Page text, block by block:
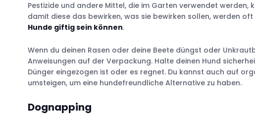
Pestizide und andere Mittel, die im Garten verwendet werden,
damit diese das bewirken, was sie bewirken sollen, werden oft
Hunde giftig sein können.
Wenn du deinen Rasen oder deine Beete düngst oder
Anweisungen auf der Verpackung. Halte deinen Hund
Dünger eingezogen ist oder es regnet. Du kannst auch auf
umsteigen, um eine hundefreundliche Alternative zu haben.
Dognapping